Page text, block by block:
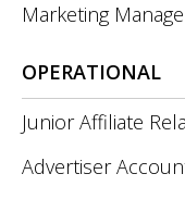
Marketing
OPERATIONAL
Junior Affiliate
Advertiser